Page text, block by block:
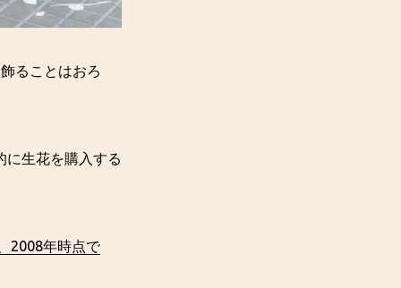
ることはおろ
に生花を購入する
2008年時点で